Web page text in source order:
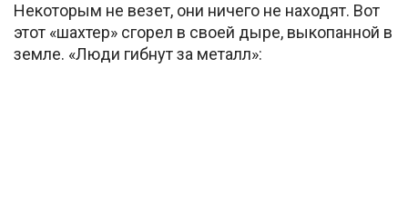
Некоторым не везет, они ничего не находят. Вот
этот «шахтер» сгорел в своей дыре, выкопанной в
земле. «Люди гибнут за металл»: